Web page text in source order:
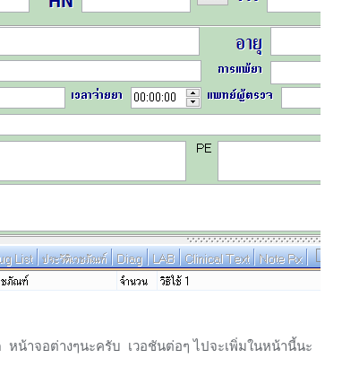
น้าจอต่างๆนะครับ เวอชันต่อๆ ไปจะเพิ่มในหน้านี้นะ